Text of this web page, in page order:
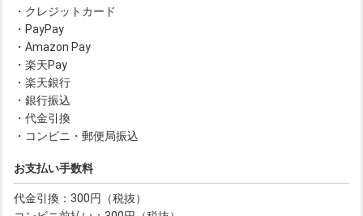
・クレジットカード
・PayPay
・Amazon Pay
・楽天Pay
・楽天銀行
・銀行振込
・代金引換
・コンビニ・郵便局振込
お支払い手数料
代金引換：300円（税抜）